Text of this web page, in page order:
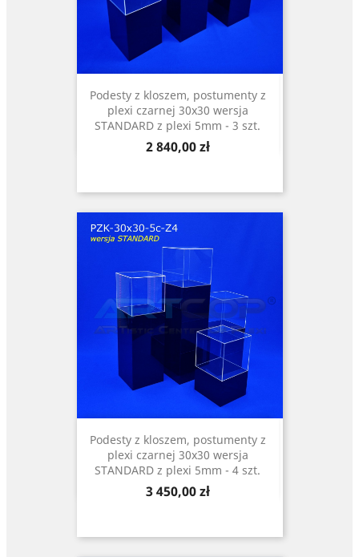
Podesty z kloszem, postumenty z
plexi czarnej 30x30 wersja
STANDARD z plexi 5mm - 3 szt.
Cena
2 840,00 zł
Podesty z kloszem, postumenty z
plexi czarnej 30x30 wersja
STANDARD z plexi 5mm - 4 szt.
Cena
3 450,00 zł